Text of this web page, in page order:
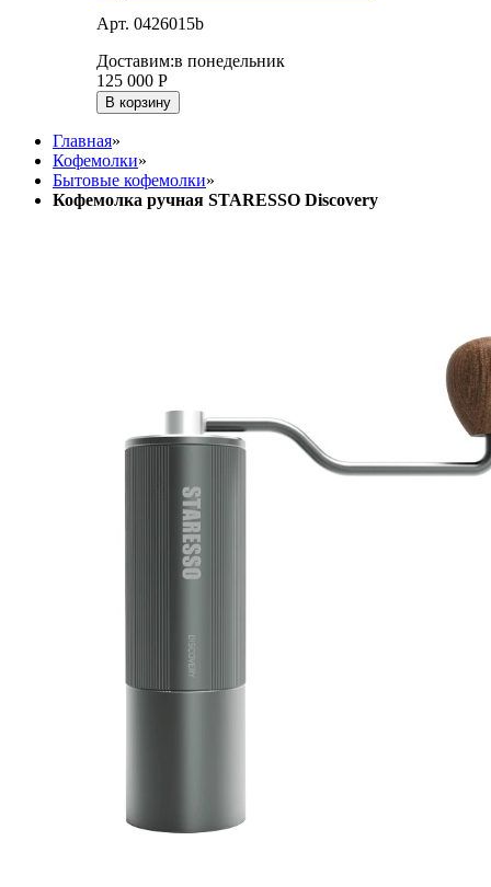
Арт. 0426015b
Доставим:в понедельник
125 000 Р
В корзину
Главная»
Кофемолки»
Бытовые кофемолки»
Кофемолка ручная STARESSO Discovery